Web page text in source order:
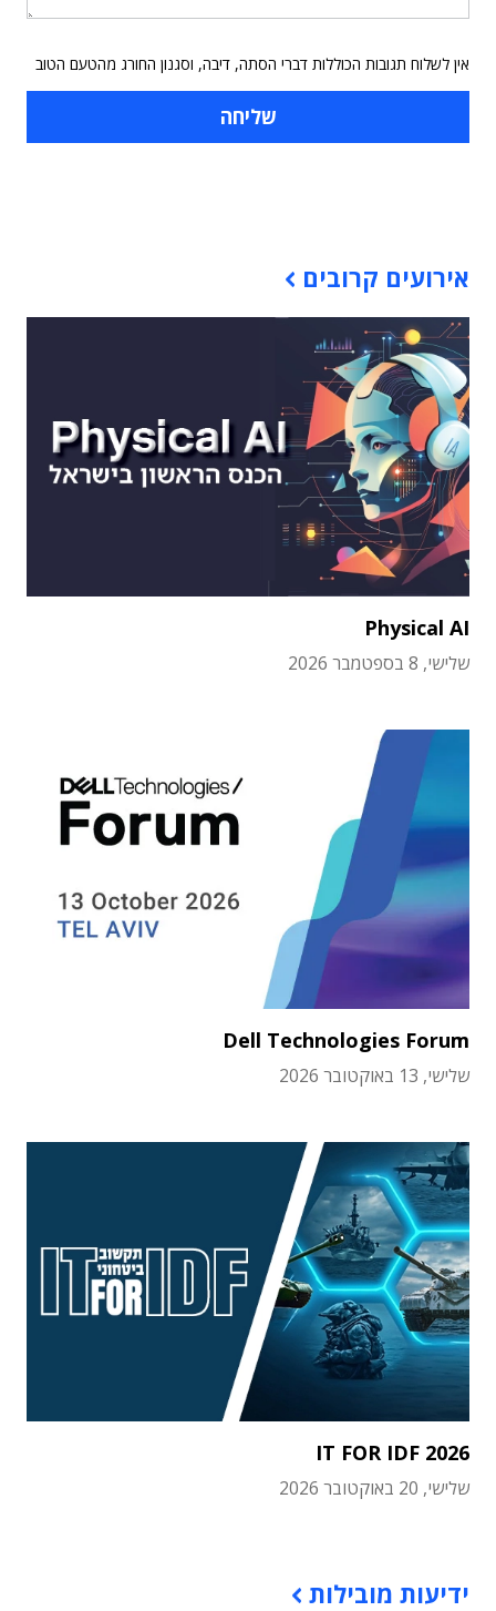
אין לשלוח תגובות הכוללות דברי הסתה, דיבה, וסגנון החורג מהטעם הטוב
אירועים קרובים
Physical AI
שלישי, 8 בספטמבר 2026
Dell Technologies Forum
שלישי, 13 באוקטובר 2026
IT FOR IDF 2026
שלישי, 20 באוקטובר 2026
ידיעות מובילות